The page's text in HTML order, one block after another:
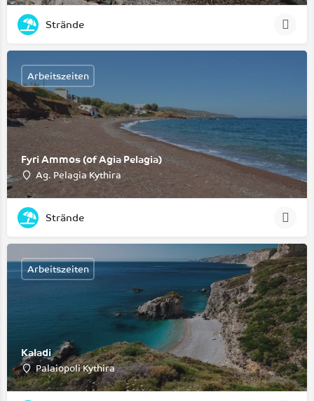
Strände
Fyri Ammos (of Agia Pelagia)
Ag. Pelagia Kythira
Arbeitszeiten
Strände
Kaladi
Palaiopoli Kythira
Arbeitszeiten